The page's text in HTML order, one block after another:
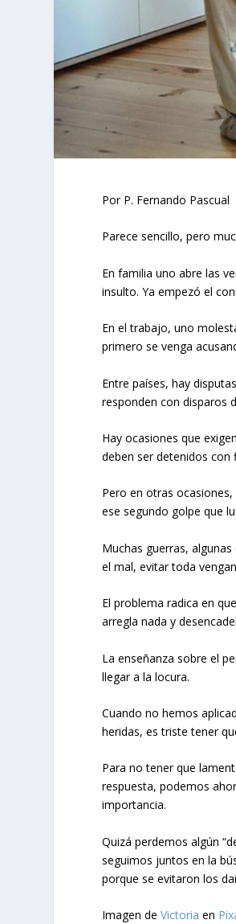
Por P. Fernando Pascual
Parece sencillo, pero
En familia uno abre las
insulto. Ya empezó el
En el trabajo, uno
primero se venga
Entre países, hay
responden con disparos
Hay ocasiones que
deben ser detenidos con
Pero en otras
ese segundo golpe que
Muchas guerras,
el mal, evitar toda
El problema radica en
arregla nada y
La enseñanza sobre el
llegar a la locura.
Cuando no hemos
heridas, es triste tener
Para no tener que
respuesta, podemos
importancia.
Quizá perdemos algún
seguimos juntos en la
porque se evitaron los
Imagen deVictoria en